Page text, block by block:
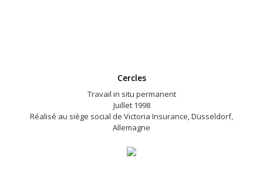
Cercles
Travail in situ permanent
Juillet 1998
Réalisé au siège social de Victoria Insurance, Düsseldorf,
Allemagne